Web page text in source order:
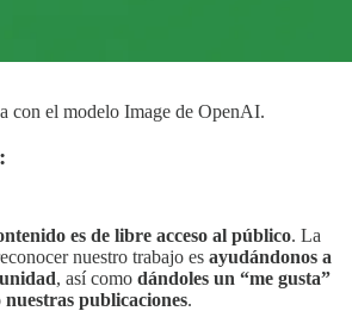
con el modelo Image de OpenAI.
es de libre acceso al público. La
nuestro trabajo es ayudándonos a
, así como dándoles un “me gusta”
publicaciones.